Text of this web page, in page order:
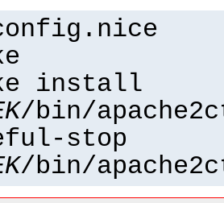
install
/bin/
stop
/bin/